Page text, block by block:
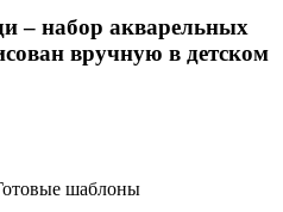
– набор акварельных
вручную в детском
шаблоны